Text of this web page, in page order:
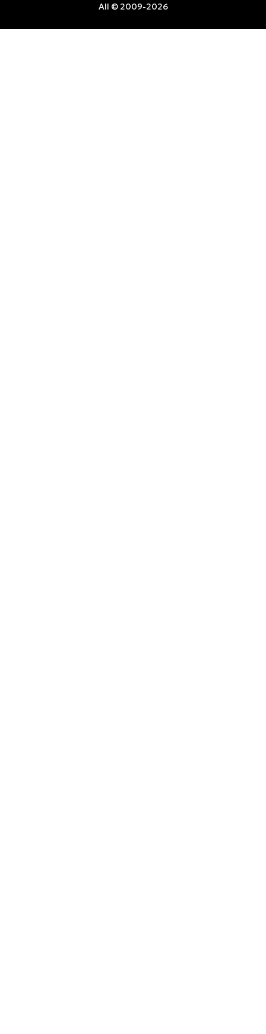
All © 2009-2026